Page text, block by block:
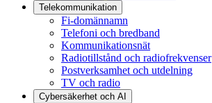
Telekommunikation
Fi-domännamn
Telefoni och bredband
Kommunikationsnät
Radiotillstånd och radiofrekvenser
Postverksamhet och utdelning
TV och radio
Cybersäkerhet och AI